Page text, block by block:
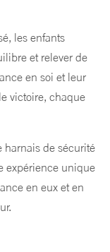
les enfants
et relever de
en soi et leur
victoire, chaque
harnais de sécurité
expérience unique
en eux et en